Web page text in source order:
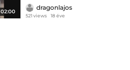
02:00
dragonlajos
521 views 18 éve